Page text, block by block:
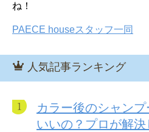
ね！
PAECE houseスタッフ一同
人気記事ランキング
カラー後のシャン
いいの？プロが解決